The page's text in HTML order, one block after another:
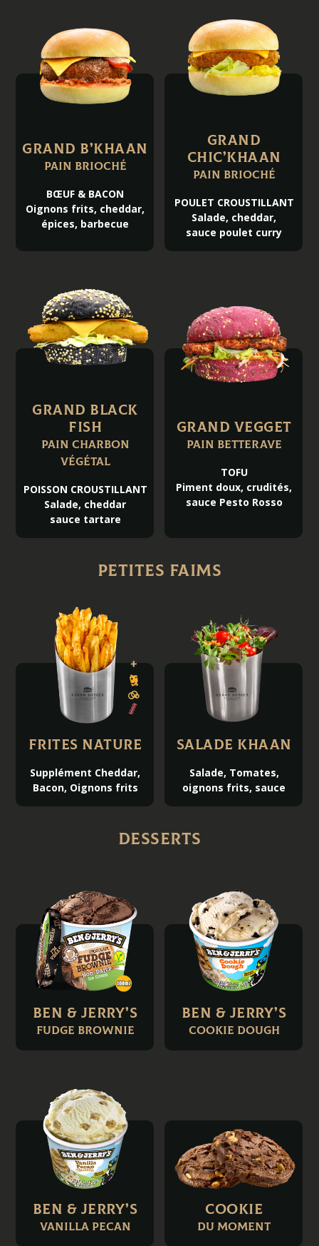
GRAND B’KHAAN
Pain brioché
BŒUF & BACON
Oignons frits, cheddar,
épices, barbecue
GRAND
CHIC’KHAAN
Pain brioché
POULET CROUSTILLANT
Salade, cheddar,
sauce poulet curry
GRAND BLACK
FISH
Pain charbon
végétal
POISSON CROUSTILLANT
Salade, cheddar
sauce tartare
GRAND VEGGET
Pain betterave
TOFU
Piment doux, crudités,
sauce Pesto Rosso
Petites faims
Frites Nature
Supplément Cheddar,
Bacon, Oignons frits
Salade Khaan
Salade, Tomates,
oignons frits, sauce
Desserts
Ben & Jerry’s
Fudge Brownie
Ben & Jerry’s
Cookie Dough
Ben & Jerry’s
VANILLA PECAN
COOKIE
DU MOMENT